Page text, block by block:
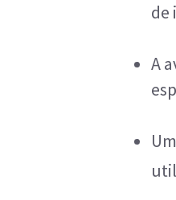
de
A